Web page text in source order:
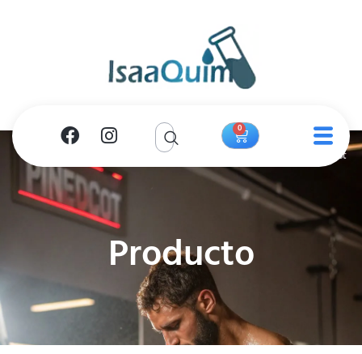
0
Producto